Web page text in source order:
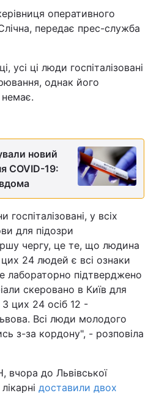
оперативного
передає прес-служба
усі ці люди госпіталізовані
однак його
новий
COVID-19:
у всіх
для підозри
чергу, це те, що людина
24 людей є всі ознаки
лабораторно підтверджено
скеровано в Київ для
З цих 24 осіб 12 -
Всі люди молодого
з-за кордону", - розповіла
вчора до Львівської
доставили двох